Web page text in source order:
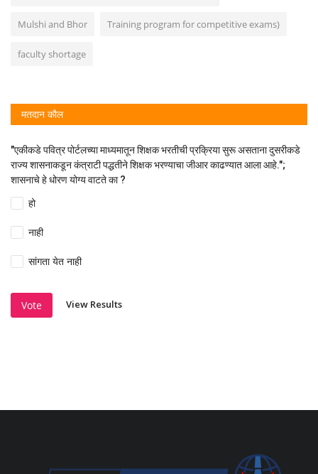
Mulshi and Bhor Training program for competitive exams)
faculty shortage
मतदान कौल
"एकीकडे पवित्र पोर्टलच्या माध्यमातून शिक्षक भरतीची प्रक्रिया सुरू असताना दुसरीकडे
राज्य शासनाकडून कंत्राटी पद्धतीने शिक्षक भरण्याचा जीआर काढण्यात आला आहे.";
शासनाचे हे धोरण योग्य वाटते का ?
हो
नाही
सांगता येत नाही
Vote View Results